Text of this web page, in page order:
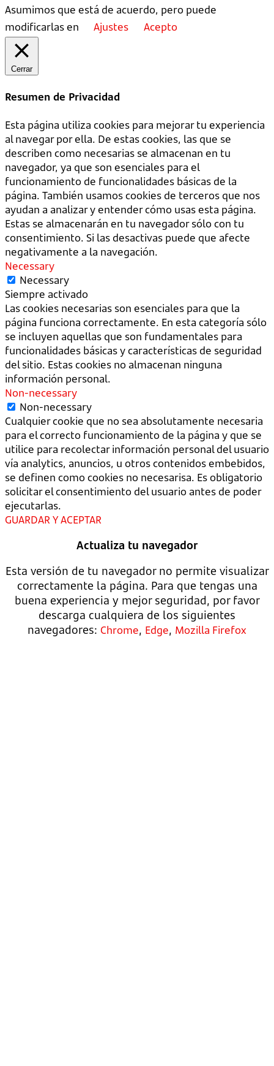
Asumimos que está de acuerdo, pero puede
modificarlas en
Ajustes Acepto
Cerrar
Resumen de Privacidad
Esta página utiliza cookies para mejorar tu experiencia
al navegar por ella. De estas cookies, las que se
describen como necesarias se almacenan en tu
navegador, ya que son esenciales para el
funcionamiento de funcionalidades básicas de la
página. También usamos cookies de terceros que nos
ayudan a analizar y entender cómo usas esta página.
Estas se almacenarán en tu navegador sólo con tu
consentimiento. Si las desactivas puede que afecte
negativamente a la navegación.
Necessary
Necessary
Siempre activado
Las cookies necesarias son esenciales para que la
página funciona correctamente. En esta categoría sólo
se incluyen aquellas que son fundamentales para
funcionalidades básicas y características de seguridad
del sitio. Estas cookies no almacenan ninguna
información personal.
Non-necessary
Non-necessary
Cualquier cookie que no sea absolutamente necesaria
para el correcto funcionamiento de la página y que se
utilice para recolectar información personal del usuario
vía analytics, anuncios, u otros contenidos embebidos,
se definen como cookies no necesarisa. Es obligatorio
solicitar el consentimiento del usuario antes de poder
ejecutarlas.
GUARDAR Y ACEPTAR
Actualiza tu navegador
Esta versión de tu navegador no permite visualizar
correctamente la página. Para que tengas una
buena experiencia y mejor seguridad, por favor
descarga cualquiera de los siguientes
navegadores: Chrome, Edge, Mozilla Firefox